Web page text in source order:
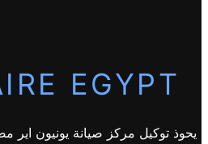
EGYPT
يحوذ توكيل مركز صيانة يونيون اير